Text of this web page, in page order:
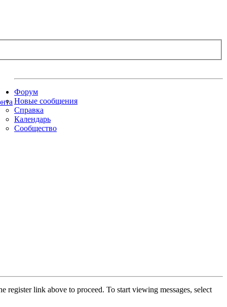
Форум
Новые сообщения
Справка
Календарь
Сообщество
register link above to proceed. To start viewing messages, select